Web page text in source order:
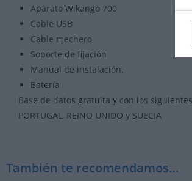
Aparato Wikango 700
Cable USB
Cable mechero
Soporte de fijación
Manual de instalación.
Batería
Base de datos gratuita y con los siguientes
PORTUGAL, REINO UNIDO y SUECIA
También te recomendamos…